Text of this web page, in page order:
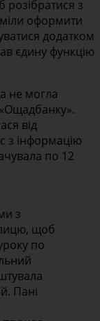
з
оформити
додатком
єдину функцію
не могла
від
з інформацію
по 12
з
щоб
по
Пані